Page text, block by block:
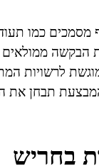
מסמכים כמו
ממולאים
לרשויות
תבחן את
בחריש